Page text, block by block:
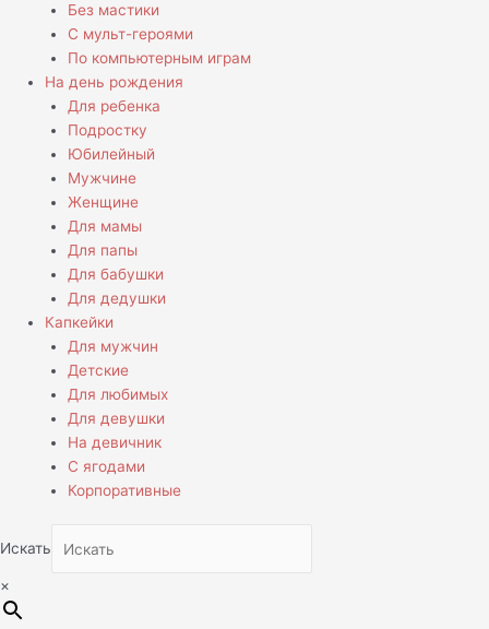
Без мастики
С мульт-героями
По компьютерным играм
На день рождения
Для ребенка
Подростку
Юбилейный
Мужчине
Женщине
Для мамы
Для папы
Для бабушки
Для дедушки
Капкейки
Для мужчин
Детские
Для любимых
Для девушки
На девичник
С ягодами
Корпоративные
Искать
×